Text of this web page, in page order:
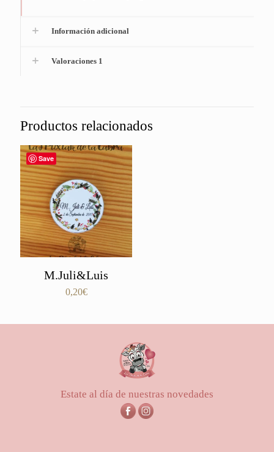
Información adicional
Valoraciones 1
Productos relacionados
Save
M.Juli&Luis
0,20€
Estate al día de nuestras novedades